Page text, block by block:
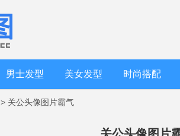
男士发型 美女发型 时尚搭配
> 关公头像图片霸气